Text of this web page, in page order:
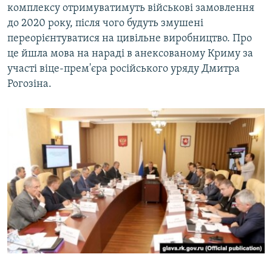
Усі сайти RFE/RL
комплексу отримуватимуть військові замовлення
до 2020 року, після чого будуть змушені
переорієнтуватися на цивільне виробництво. Про
це йшла мова на нараді в анексованому Криму за
участі віце-прем'єра російського уряду Дмитра
Рогозіна.